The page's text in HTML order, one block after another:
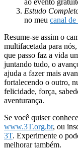
ao evento
Estudo
no meu canal de
Resume-se assim o
multifacetada para
que passo faz a vida
juntando tudo, o
ajuda a fazer mais
fortalecendo o outro,
felicidade, força,
aventurança.
Se você quiser
www.3T.org.br, ou
3T. Experimente o
melhorar também.